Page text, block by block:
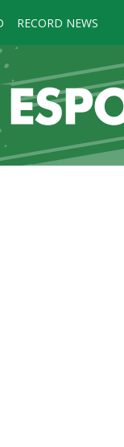
RECORD NEWS